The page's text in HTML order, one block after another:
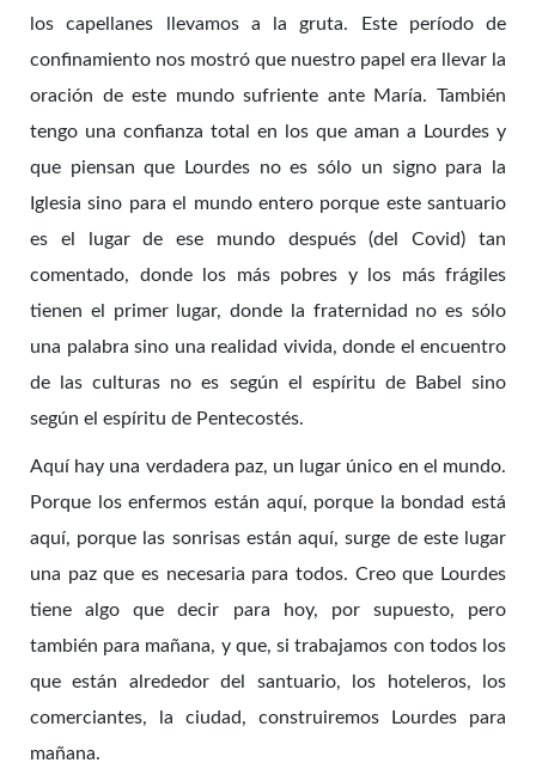
los capellanes llevamos a la gruta. Este período de
confinamiento nos mostró que nuestro papel era llevar la
oración de este mundo sufriente ante María. También
tengo una confianza total en los que aman a Lourdes y
que piensan que Lourdes no es sólo un signo para la
Iglesia sino para el mundo entero porque este santuario
es el lugar de ese mundo después (del Covid) tan
comentado, donde los más pobres y los más frágiles
tienen el primer lugar, donde la fraternidad no es sólo
una palabra sino una realidad vivida, donde el encuentro
de las culturas no es según el espíritu de Babel sino
según el espíritu de Pentecostés.
Aquí hay una verdadera paz, un lugar único en el mundo.
Porque los enfermos están aquí, porque la bondad está
aquí, porque las sonrisas están aquí, surge de este lugar
una paz que es necesaria para todos. Creo que Lourdes
tiene algo que decir para hoy, por supuesto, pero
también para mañana, y que, si trabajamos con todos los
que están alrededor del santuario, los hoteleros, los
comerciantes, la ciudad, construiremos Lourdes para
mañana.